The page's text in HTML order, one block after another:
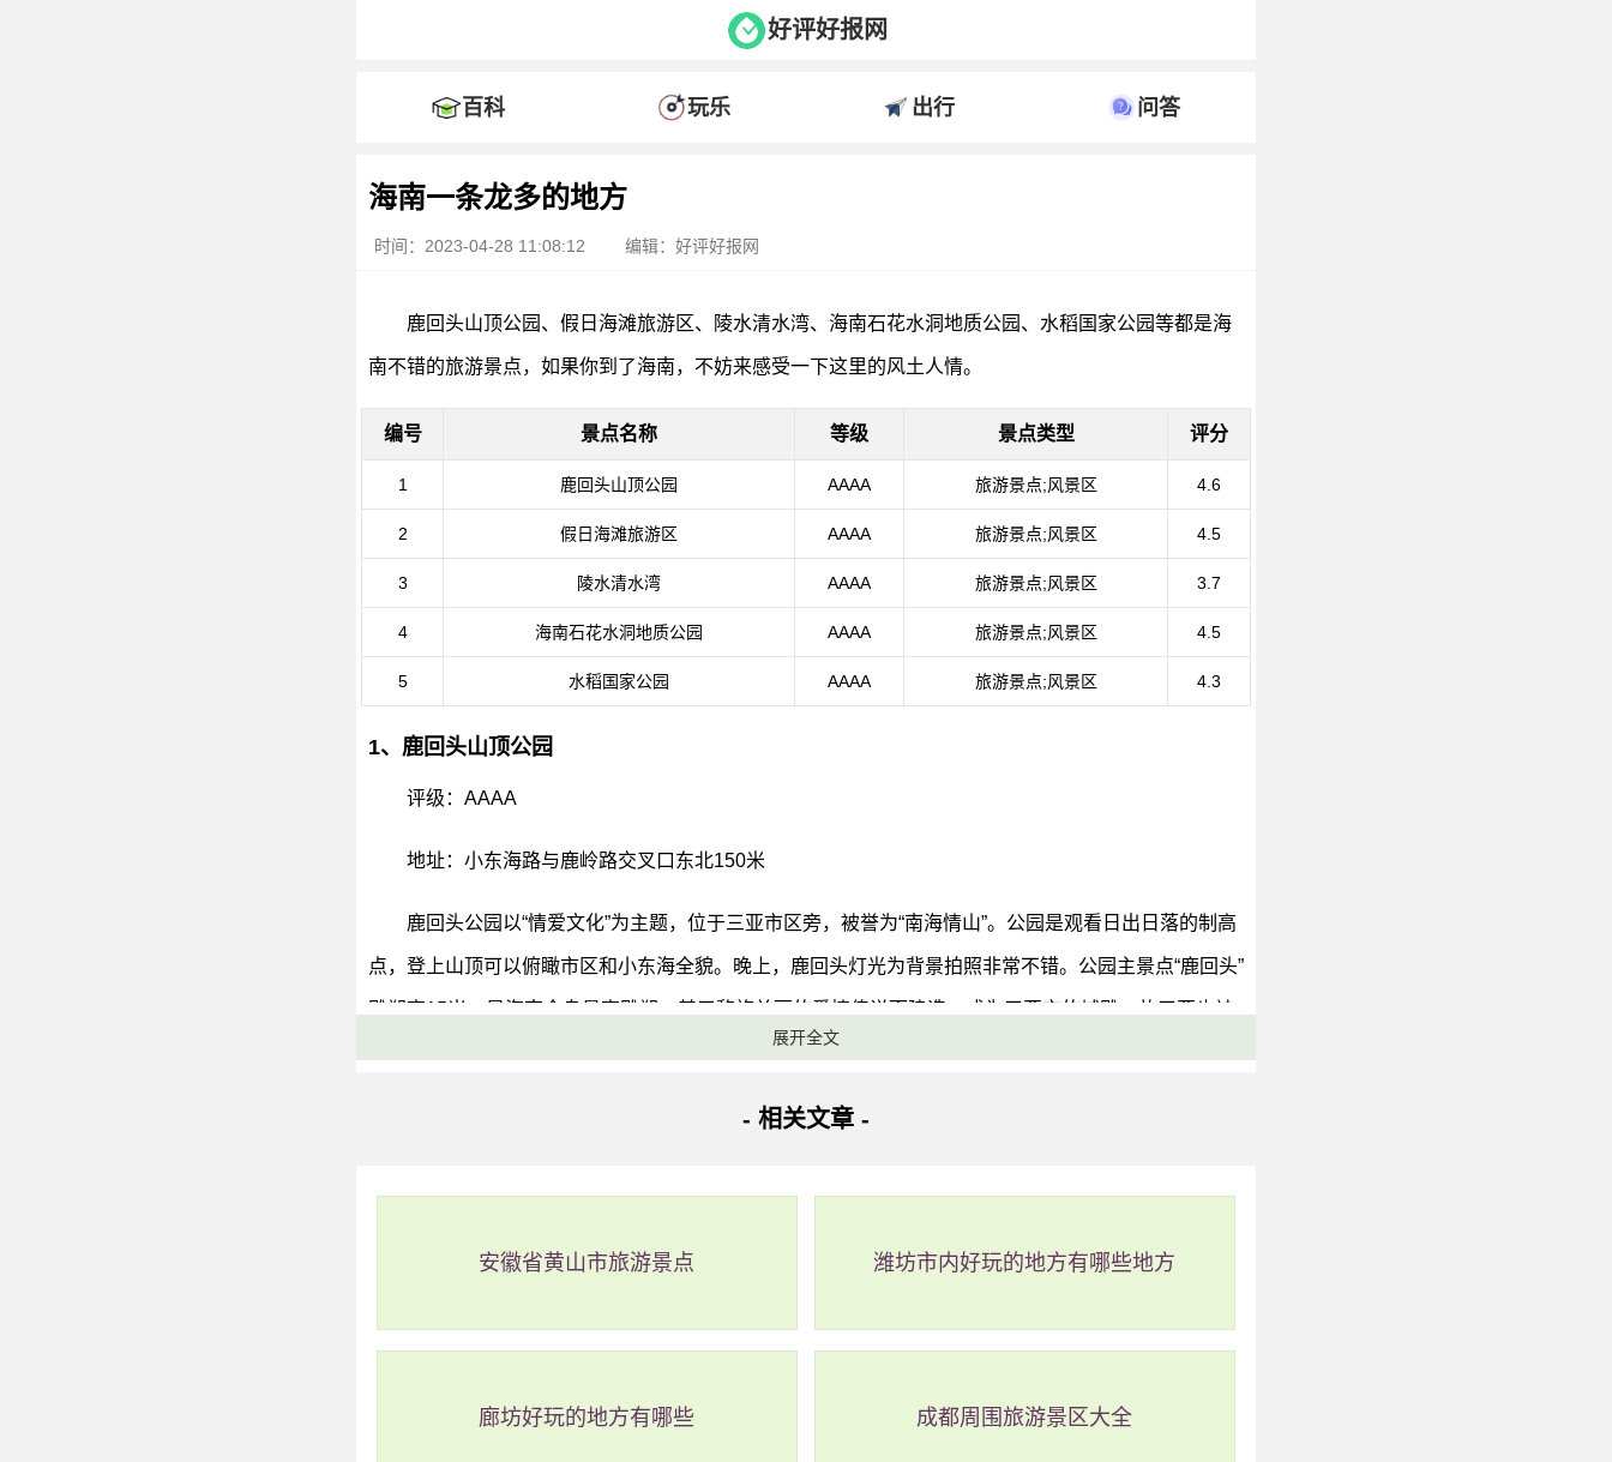
好评好报网
百科 玩乐 出行 问答
海南一条龙多的地方
时间：2023-04-28 11:08:12 编辑：好评好报网
鹿回头山顶公园、假日海滩旅游区、陵水清水湾、海南石花水洞地质公园、水稻国家公园等都是海
南不错的旅游景点，如果你到了海南，不妨来感受一下这里的风土人情。
编号 景点名称 等级 景点类型 评分
1 鹿回头山顶公园 AAAA 旅游景点;风景区 4.6
2 假日海滩旅游区 AAAA 旅游景点;风景区 4.5
3 陵水清水湾 AAAA 旅游景点;风景区 3.7
4 海南石花水洞地质公园 AAAA 旅游景点;风景区 4.5
5 水稻国家公园 AAAA 旅游景点;风景区 4.3
1、鹿回头山顶公园
评级：AAAA
地址：小东海路与鹿岭路交叉口东北150米
鹿回头公园以“情爱文化”为主题，位于三亚市区旁，被誉为“南海情山”。公园是观看日出日落的制高
点，登上山顶可以俯瞰市区和小东海全貌。晚上，鹿回头灯光为背景拍照非常不错。公园主景点“鹿回头”
雕塑高15米，是海南全岛最高雕塑，基于黎族美丽的爱情传说而建造，成为三亚市的城雕，故三亚也被
称为“鹿城”。公园定位为情爱文化和生态展示并重的主题公园。
展开全文
- 相关文章 -
安徽省黄山市旅游景点 潍坊市内好玩的地方有哪些地方
廊坊好玩的地方有哪些 成都周围旅游景区大全